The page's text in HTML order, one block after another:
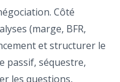
Côté
(marge, BFR,
et structurer le
passif, séquestre,
les questions,